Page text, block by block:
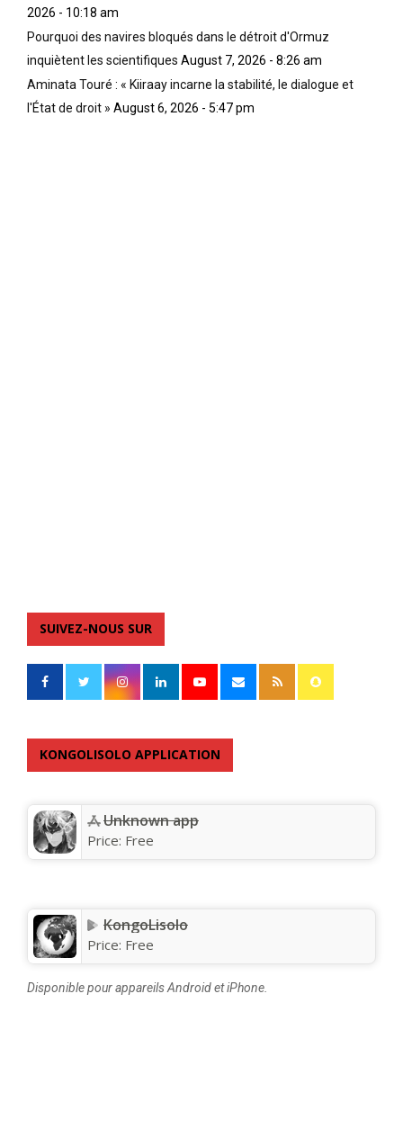
2026 - 10:18 am
Pourquoi des navires bloqués dans le détroit d'Ormuz
inquiètent les scientifiques August 7, 2026 - 8:26 am
Aminata Touré : « Kiiraay incarne la stabilité, le dialogue et
l'État de droit » August 6, 2026 - 5:47 pm
SUIVEZ-NOUS SUR
KONGOLISOLO APPLICATION
Unknown app
Price: Free
KongoLisolo
Price: Free
Disponible pour appareils Android et iPhone.